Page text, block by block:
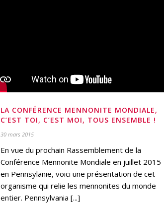
LA CONFÉRENCE MENNONITE MONDIALE,
C’EST TOI, C’EST MOI, TOUS ENSEMBLE !
30 mars 2015
En vue du prochain Rassemblement de la
Conférence Mennonite Mondiale en juillet 2015
en Pennsylanie, voici une présentation de cet
organisme qui relie les mennonites du monde
entier. Pennsylvania [...]